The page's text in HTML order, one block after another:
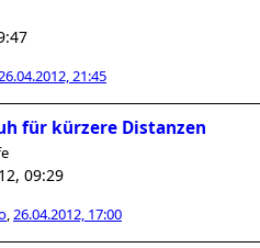
21:45
für kürzere Distanzen
09:29
,26.04.2012, 17:00